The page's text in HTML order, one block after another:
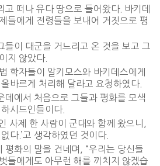
고 떠나 유다 땅으로 들어왔다. 바키데
들에게 전령들을 보내어 거짓으로 평
들이 대군을 거느리고 온 것을 보고 그
지 않았다.
학자들이 알키모스와 바키데스에게
바르게 처리해 달라고 요청하였다.
데에서 처음으로 그들과 평화를 모색
시드인들이다.
사제 한 사람이 군대와 함께 왔으니,
다.’고 생각하였던 것이다.
평화의 말을 건네며, “우리는 당신들
들에게도 아무런 해를 끼치지 않겠습